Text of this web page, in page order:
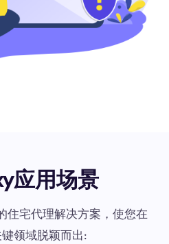
应用场景
住宅代理解决方案，使您在
领域脱颖而出: